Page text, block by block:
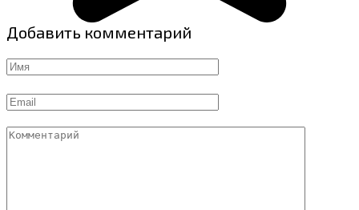
Добавить комментарий
Имя
Email
Комментарий